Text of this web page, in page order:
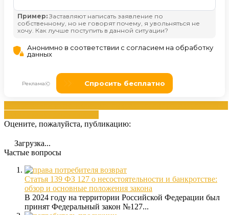
Оцените, пожалуйста, публикацию:
Загрузка...
Частые вопросы
Статья 139 ФЗ 127 о несостоятельности и банкротстве:
обзор и основные положения закона
В 2024 году на территории Российской Федерации был
принят Федеральный закон №127...